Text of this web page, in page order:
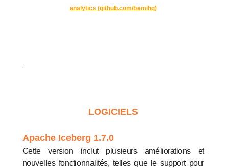
analytics (github.com/bemihq)
LOGICIELS
Apache Iceberg 1.7.0
Cette version inclut plusieurs améliorations et
nouvelles fonctionnalités, telles que le support pour